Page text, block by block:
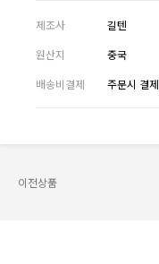
제조사
길텐
원산지
중국
배송비결제
주문시 결제
이전상품